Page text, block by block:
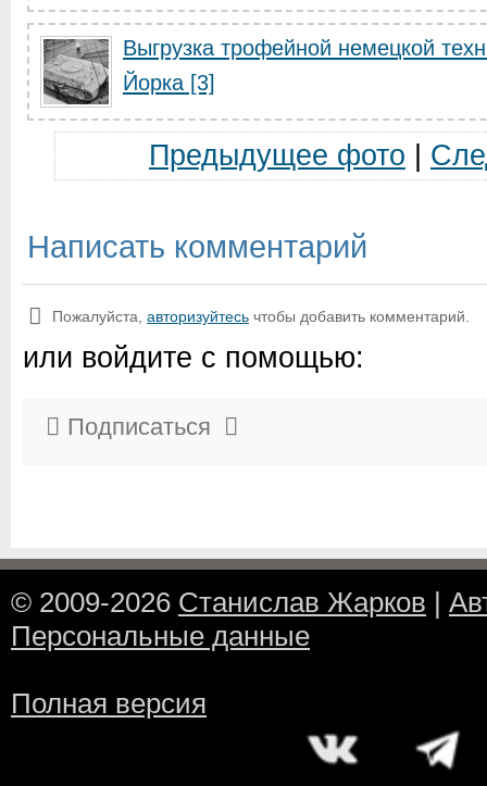
Выгрузка трофейной немецкой
Йорка [3]
Предыдущее фото
Написать комментарий
Пожалуйста, авторизуйтесь чтобы добавить комментарий.
или войдите с помощью:
Подписаться
© 2009-2026 Станислав Жарков |
Персональные данные
Полная версия